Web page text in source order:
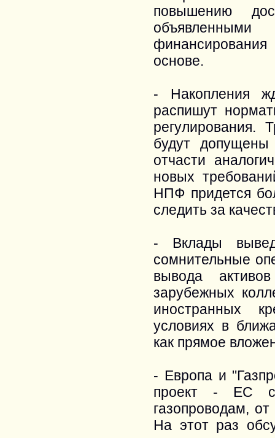
повышению
основе.
- Накопления
распишут
регулирования.
будут допущены
отчасти
новых
НПФ придется
следить за
- Вклады
сомнительные
вывода
зарубежных
иностранных
условиях в
как прямое
- Европа и
проект - ЕС
газопроводам,
На этот раз